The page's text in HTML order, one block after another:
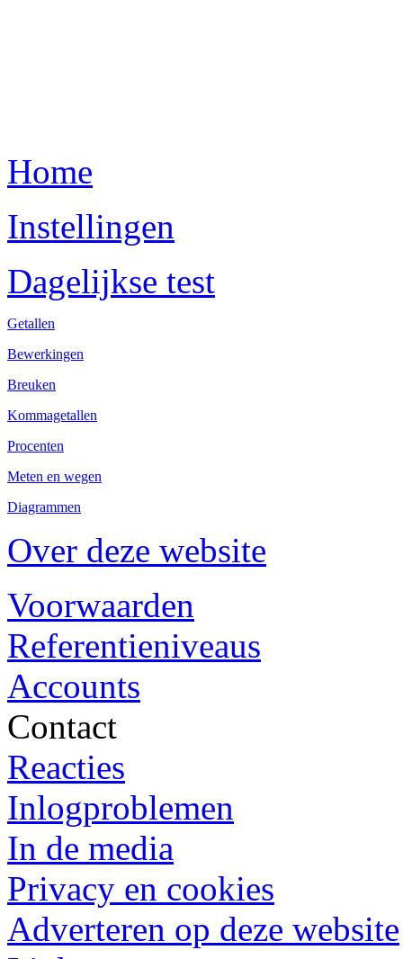
Home
Instellingen
Dagelijkse test
Getallen
Bewerkingen
Breuken
Kommagetallen
Procenten
Meten en wegen
Diagrammen
Over deze website
Voorwaarden
Referentieniveaus
Accounts
Contact
Reacties
Inlogproblemen
In de media
Privacy en cookies
Adverteren op deze website